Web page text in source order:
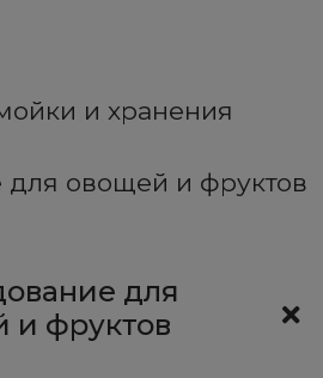
и хранения
овощей и фруктов
для
и фруктов